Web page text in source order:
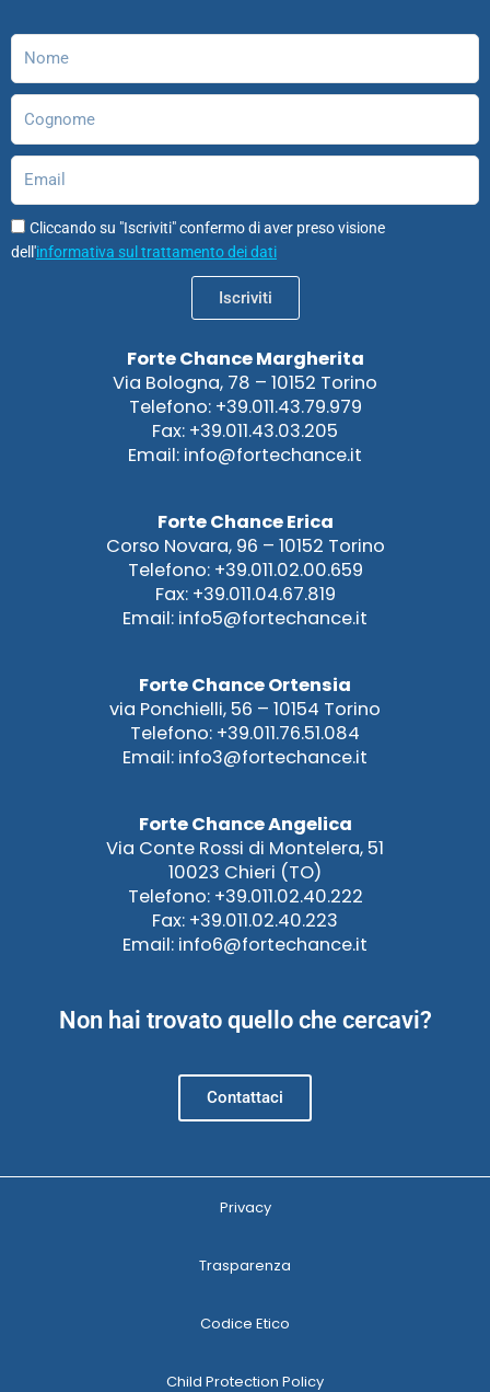
Cliccando su "Iscriviti" confermo di aver preso visione
dell'informativa sul trattamento dei dati
Iscriviti
Forte Chance Margherita
Via Bologna, 78 – 10152 Torino
Telefono: +39.011.43.79.979
Fax: +39.011.43.03.205
Email: info@fortechance.it
Forte Chance Erica
Corso Novara, 96 – 10152 Torino
Telefono: +39.011.02.00.659
Fax: +39.011.04.67.819
Email: info5@fortechance.it
Forte Chance Ortensia
via Ponchielli, 56 – 10154 Torino
Telefono: +39.011.76.51.084
Email: info3@fortechance.it
Forte Chance Angelica
Via Conte Rossi di Montelera, 51
10023 Chieri (TO)
Telefono: +39.011.02.40.222
Fax: +39.011.02.40.223
Email: info6@fortechance.it
Non hai trovato quello che cercavi?
Contattaci
Privacy
Trasparenza
Codice Etico
Child Protection Policy